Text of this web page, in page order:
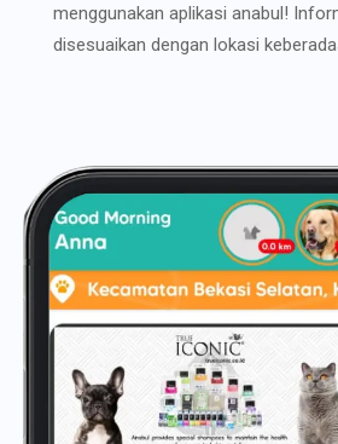
menggunakan aplikasi anabul!
disesuaikan dengan lokasi